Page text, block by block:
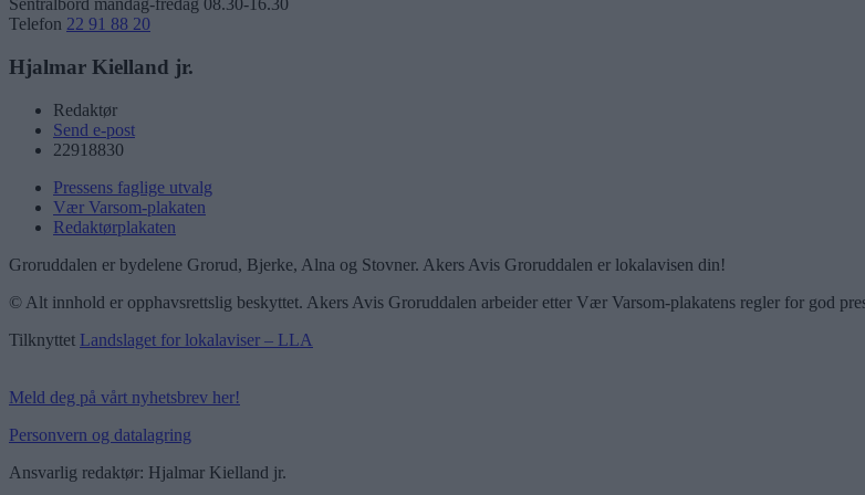
Sentralbord mandag-fredag 08.30-16.30
Telefon 22 91 88 20
Hjalmar Kielland jr.
Redaktør
Send e-post
22918830
Pressens faglige utvalg
Vær Varsom-plakaten
Redaktørplakaten
Groruddalen er bydelene Grorud, Bjerke, Alna og Stovner. Akers Avis Groruddalen er lokalavisen din!
© Alt innhold er opphavsrettslig beskyttet. Akers Avis Groruddalen arbeider etter Vær Varsom-plakatens regler for god
Tilknyttet Landslaget for lokalaviser – LLA
Meld deg på vårt nyhetsbrev her!
Personvern og datalagring
Ansvarlig redaktør: Hjalmar Kielland jr.